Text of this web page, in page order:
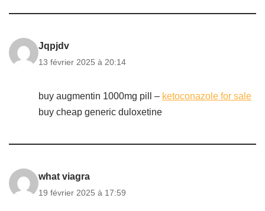
Jqpjdv
13 février 2025 à 20:14
buy augmentin 1000mg pill – ketoconazole for sale
buy cheap generic duloxetine
what viagra
19 février 2025 à 17:59